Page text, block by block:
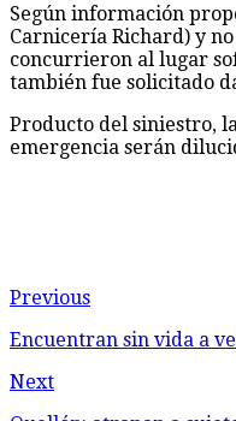
Según información
Carnicería Richard) y
concurrieron al lugar
también fue solicitado
Producto del siniestro,
emergencia serán
Previous
Encuentran sin vida a
Next